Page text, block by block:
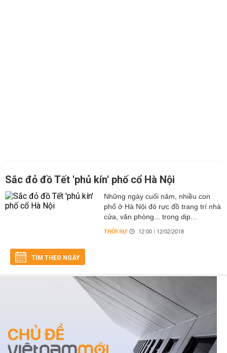
Sắc đỏ đồ Tết 'phủ kín' phố cổ Hà Nội
Những ngày cuối năm, nhiều con
phố ở Hà Nội đỏ rực đồ trang trí nhà
cửa, văn phòng... trong dịp...
THỜI SỰ 12:00 | 12/02/2018
TÌM THEO NGÀY